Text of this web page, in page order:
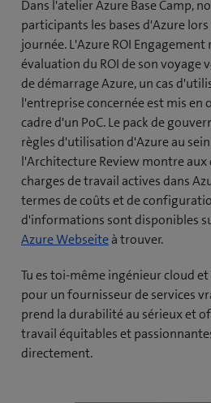
Dans l'atelier Azure Base Camp,
participants les bases d'Azure
journée. L'Azure ROI
évaluation du ROI de son voyage
de démarrage Azure, un cas
l'entreprise concernée est mis en
cadre d'un PoC. Le pack de
règles d'utilisation d'Azure au
l'Architecture Review montre aux
charges de travail actives dans
termes de coûts et de
d'informations sont disponibles
Azure Webseiteà trouver.
Tu es toi-même ingénieur cloud
pour un fournisseur de services
prend la durabilité au sérieux et
travail équitables et
directement.